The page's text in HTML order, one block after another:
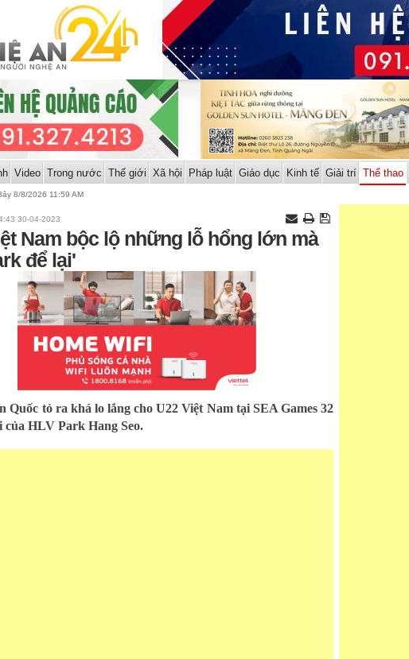
Video Trong nước Thế giới Xã hội Pháp luật Giáo dục Kinh tế Giải trí Thể thao
8/8/2026 11:59 AM
30-04-2023
Nam bộc lộ những lỗ hổng lớn mà
để lại'
Quốc tỏ ra khá lo lắng cho U22 Việt Nam tại SEA Games 32
của HLV Park Hang Seo.